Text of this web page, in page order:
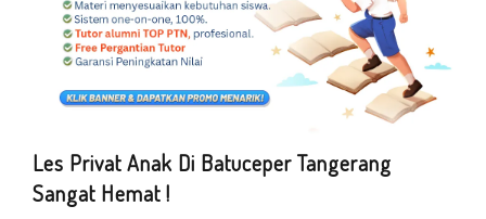
Bimbel
SNBT
Lainnya
Les Privat Anak Di Batuceper Tangerang
Sangat Hemat !